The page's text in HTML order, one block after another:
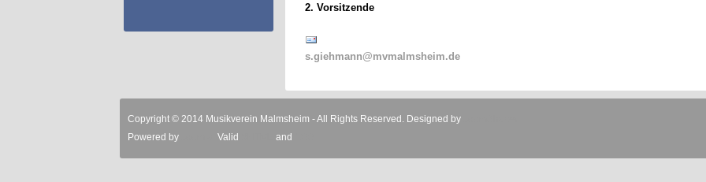
2. Vorsitzende
s.giehmann@mvmalmsheim.de
Copyright © 2014 Musikverein Malmsheim - All Rights Reserved. Designed by
Powered by
Valid and